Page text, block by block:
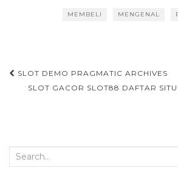
MEMBELI MENGENAL
Navigasi
tulisan
SLOT DEMO PRAGMATIC ARCHIVES
SLOT GACOR SLOT88 DAFTAR
Search